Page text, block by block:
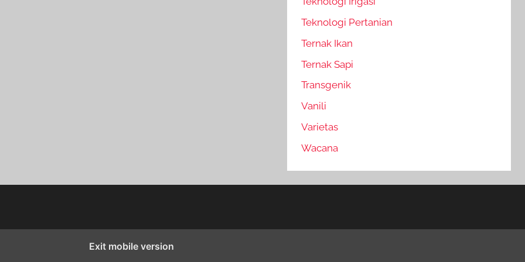
Teknologi Pertanian
Ternak Ikan
Ternak Sapi
Transgenik
Vanili
Varietas
Wacana
Exit mobile version